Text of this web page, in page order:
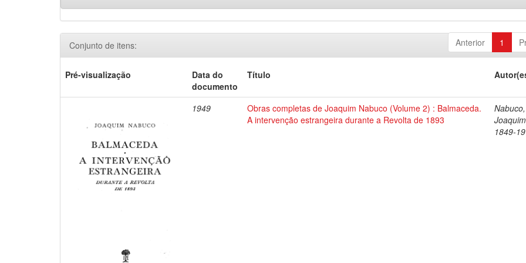
Anterior 1
Conjunto de itens:
Pré-visualização
Data do
documento
Título
1949
Obras completas de Joaquim Nabuco (Volume 2) : Balmaceda.
A intervenção estrangeira durante a Revolta de 1893
Nabuco,
1849-